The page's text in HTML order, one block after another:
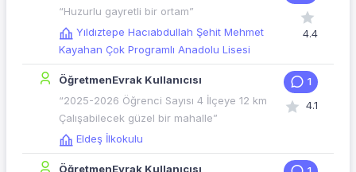
“Huzurlu gayretli bir ortam”
Yıldıztepe Hacıabdullah Şehit Mehmet
Kayahan Çok Programlı Anadolu Lisesi
4.4
ÖğretmenEvrak Kullanıcısı
“2025-2026 Öğrenci Sayısı 4 İlçeye 12 km
Çalışabilecek güzel bir mahalle”
Eldeş İlkokulu
1
4.1
ÖğretmenEvrak Kullanıcısı